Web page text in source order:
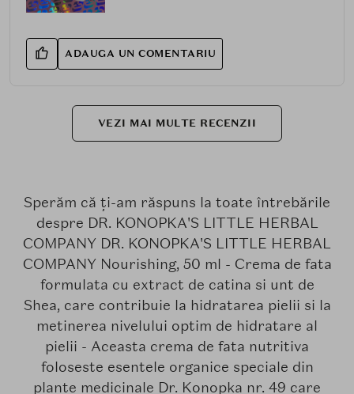
ADAUGA UN COMENTARIU
VEZI MAI MULTE RECENZII
Sperăm că ți-am răspuns la toate întrebările
despre DR. KONOPKA'S LITTLE HERBAL
COMPANY DR. KONOPKA'S LITTLE HERBAL
COMPANY Nourishing, 50 ml - Crema de fata
formulata cu extract de catina si unt de
Shea, care contribuie la hidratarea pielii si la
metinerea nivelului optim de hidratare al
pielii - Aceasta crema de fata nutritiva
foloseste esentele organice speciale din
plante medicinale Dr. Konopka nr. 49 care